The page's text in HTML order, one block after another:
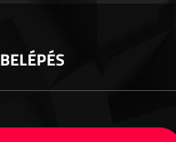
BELÉPÉS